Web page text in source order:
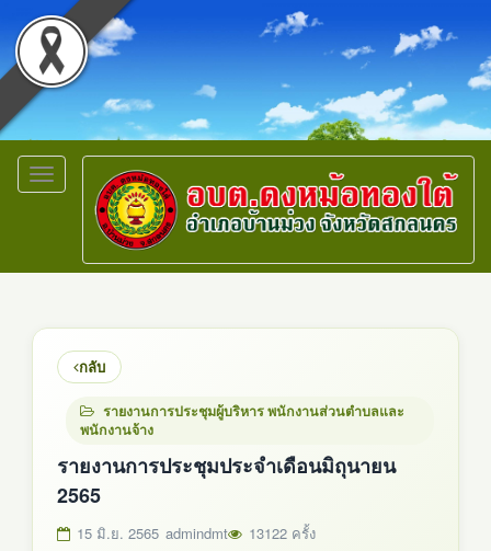
Toggle
navigation
กลับ
รายงานการประชุมผู้บริหาร พนักงานส่วนตำบลและ
พนักงานจ้าง
รายงานการประชุมประจำเดือนมิถุนายน
2565
15 มิ.ย. 2565 admindmt 13122 ครั้ง